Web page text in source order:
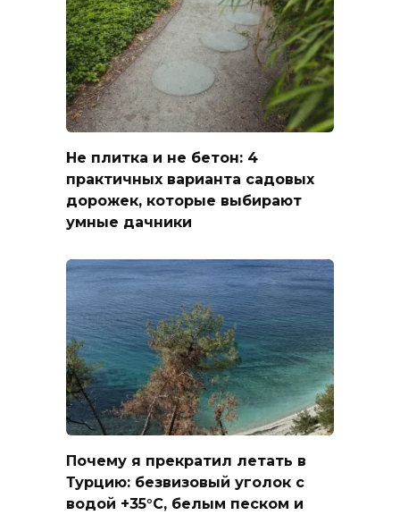
Не плитка и не бетон: 4
практичных варианта садовых
дорожек, которые выбирают
умные дачники
Почему я прекратил летать в
Турцию: безвизовый уголок с
водой +35°C, белым песком и